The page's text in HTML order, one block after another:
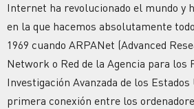
Internet ha revolucionado el mundo y
en la que hacemos absolutamente
1969 cuando ARPANet (Advanced
Network o Red de la Agencia para los
Investigación Avanzada de los
primera conexión entre los